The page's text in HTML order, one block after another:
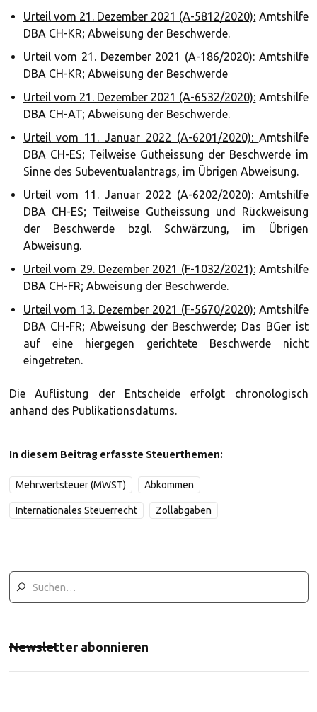
Urteil vom 21. Dezember 2021 (A-5812/2020): Amtshilfe
DBA CH-KR; Abweisung der Beschwerde.
Urteil vom 21. Dezember 2021 (A-186/2020):Amtshilfe
DBA CH-KR; Abweisung der Beschwerde
Urteil vom 21. Dezember 2021 (A-6532/2020): Amtshilfe
DBA CH-AT; Abweisung der Beschwerde.
Urteil vom 11. Januar 2022 (A-6201/2020): Amtshilfe
DBA CH-ES; Teilweise Gutheissung der Beschwerde im
Sinne des Subeventualantrags, im Übrigen Abweisung.
Urteil vom 11. Januar 2022 (A-6202/2020):Amtshilfe
DBA CH-ES; Teilweise Gutheissung und Rückweisung
der Beschwerde bzgl. Schwärzung, im Übrigen
Abweisung.
Urteil vom 29. Dezember 2021 (F-1032/2021):Amtshilfe
DBA CH-FR; Abweisung der Beschwerde.
Urteil vom 13. Dezember 2021 (F-5670/2020):Amtshilfe
DBA CH-FR; Abweisung der Beschwerde; Das BGer ist
auf eine hiergegen gerichtete Beschwerde nicht
eingetreten.
Die Auflistung der Entscheide erfolgt chronologisch
anhand des Publikationsdatums.
In diesem Beitrag erfasste Steuerthemen:
Mehrwertsteuer (MWST) Abkommen
Internationales Steuerrecht Zollabgaben
Newsletter abonnieren